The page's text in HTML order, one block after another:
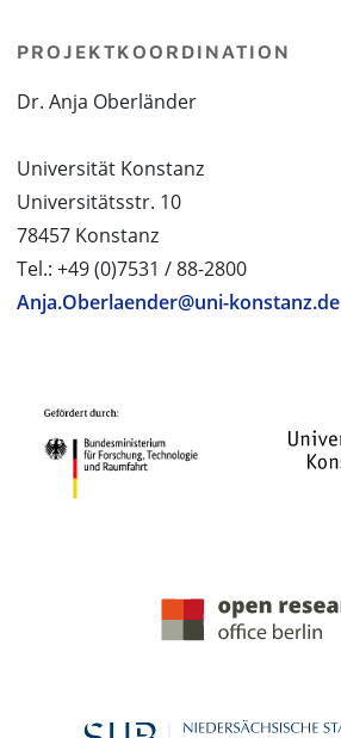
PROJEKTKOORDINATION
Dr. Anja Oberländer
Universität Konstanz
Universitätsstr. 10
78457 Konstanz
Tel.: +49 (0)7531 / 88-2800
Anja.Oberlaender@uni-konstanz.de